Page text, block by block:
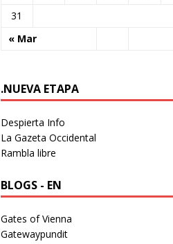
« Mar
31
.NUEVA ETAPA
Despierta Info
La Gazeta Occidental
Rambla libre
BLOGS - EN
Gates of Vienna
Gatewaypundit